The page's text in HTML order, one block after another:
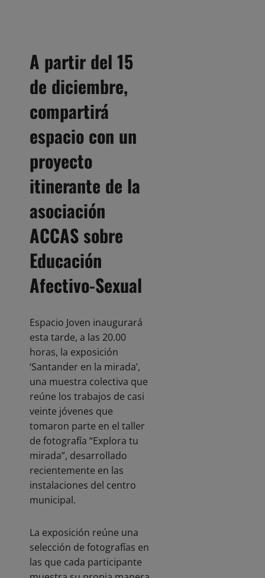
A partir del 15
de diciembre,
compartirá
espacio con un
proyecto
itinerante de la
asociación
ACCAS sobre
Educación
Afectivo-Sexual
Espacio Joven inaugurará
esta tarde, a las 20.00
horas, la exposición
‘Santander en la mirada’,
una muestra colectiva que
reúne los trabajos de casi
veinte jóvenes que
tomaron parte en el taller
de fotografía “Explora tu
mirada”, desarrollado
recientemente en las
instalaciones del centro
municipal.
La exposición reúne una
selección de fotografías en
las que cada participante